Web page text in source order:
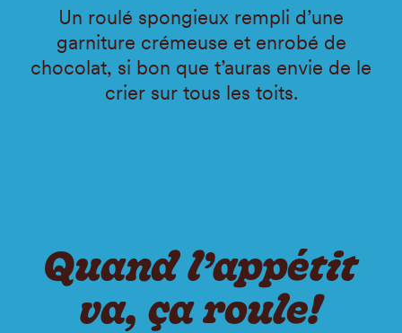
Un roulé spongieux rempli d’une
garniture crémeuse et enrobé de
chocolat, si bon que t’auras envie de le
crier sur tous les toits.
Quand l’appétit
va, ça roule!